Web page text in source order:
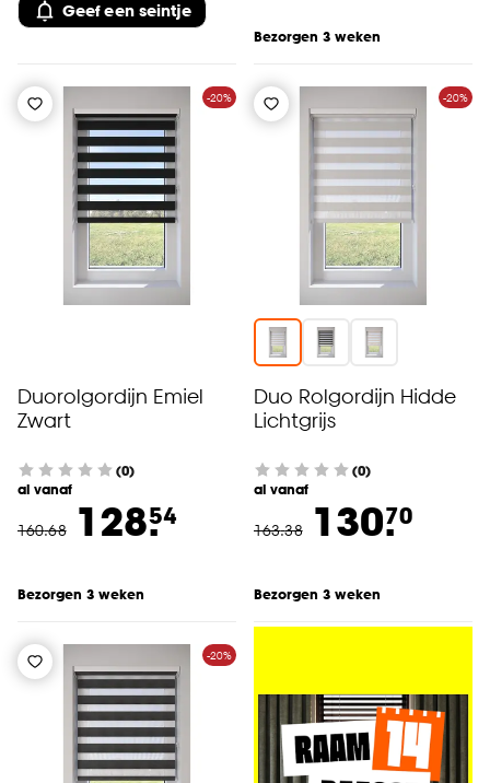
Geef een seintje
Bezorgen 3 weken
-20%
Duorolgordijn Emiel
Zwart
(0)
al vanaf
160.68 128.54
Bezorgen 3 weken
-20%
Duo Rolgordijn Hidde
Lichtgrijs
(0)
al vanaf
163.38 130.70
Bezorgen 3 weken
-20%